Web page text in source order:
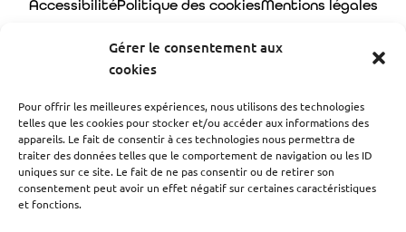
Gérer le consentement aux
cookies
Pour offrir les meilleures expériences, nous utilisons des technologies
telles que les cookies pour stocker et/ou accéder aux informations des
appareils. Le fait de consentir à ces technologies nous permettra de
traiter des données telles que le comportement de navigation ou les ID
uniques sur ce site. Le fait de ne pas consentir ou de retirer son
consentement peut avoir un effet négatif sur certaines caractéristiques
et fonctions.
AccessibilitéPolitique des cookiesMentions légales
© 2024 - Propulsé par Utopia